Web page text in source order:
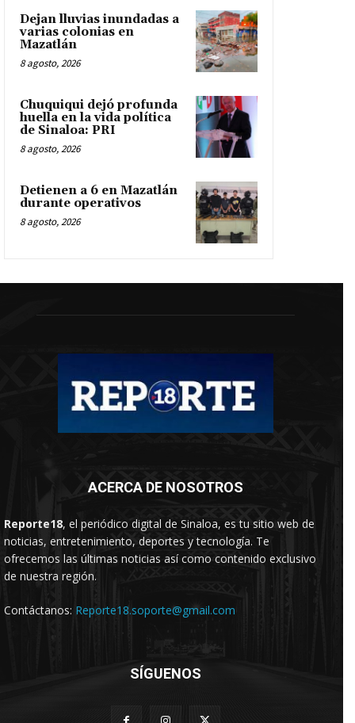
Dejan lluvias inundadas a
varias colonias en
Mazatlán
8 agosto, 2026
Chuquiqui dejó profunda
huella en la vida política
de Sinaloa: PRI
8 agosto, 2026
Detienen a 6 en Mazatlán
durante operativos
8 agosto, 2026
ACERCA DE NOSOTROS
Reporte18, el periódico digital de Sinaloa, es tu sitio web de
noticias, entretenimiento, deportes y tecnología. Te
ofrecemos las últimas noticias así como contenido exclusivo
de nuestra región.
Contáctanos: Reporte18.soporte@gmail.com
SÍGUENOS